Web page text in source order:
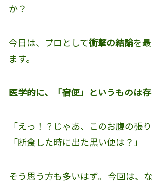
か？
今日は、プロとして衝撃の結論を
ます。
医学的に、「宿便」というものは存
「えっ！？じゃあ、このお腹の張
「断食した時に出た黒い便は？」
そう思う方も多いはず。 今回は、